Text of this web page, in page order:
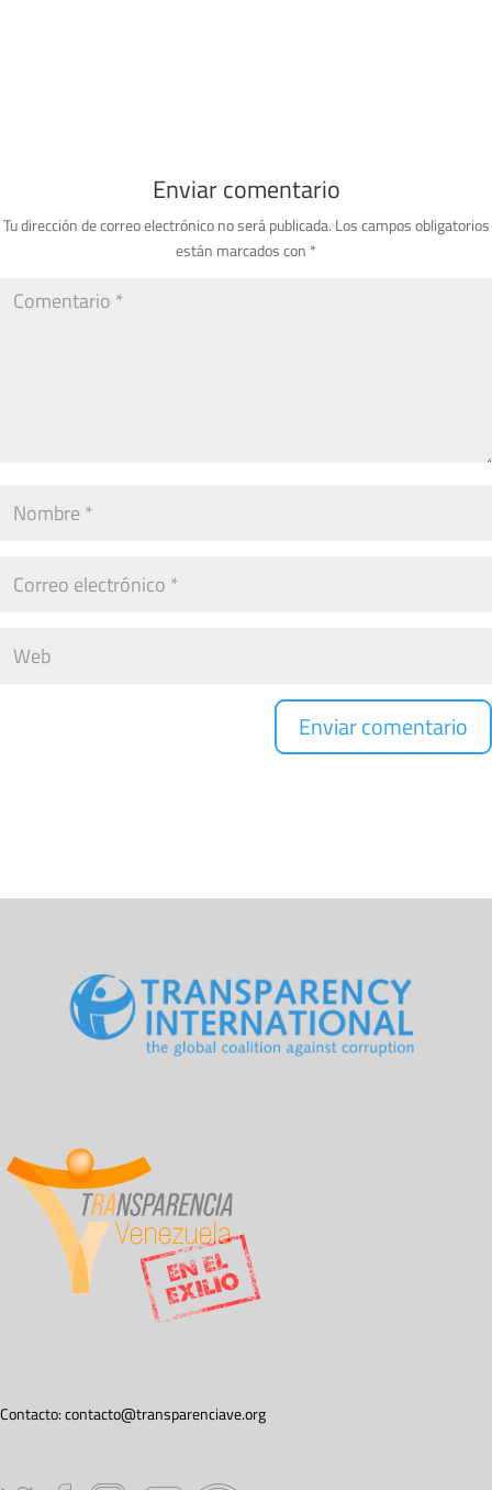
Enviar comentario
Tu dirección de correo electrónico no será publicada. Los campos obligatorios
están marcados con *
Contacto:contacto@transparenciave.org